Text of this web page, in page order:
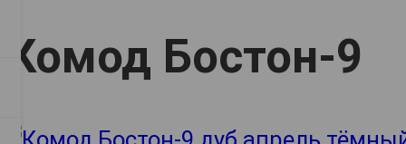
Комод Бостон-9